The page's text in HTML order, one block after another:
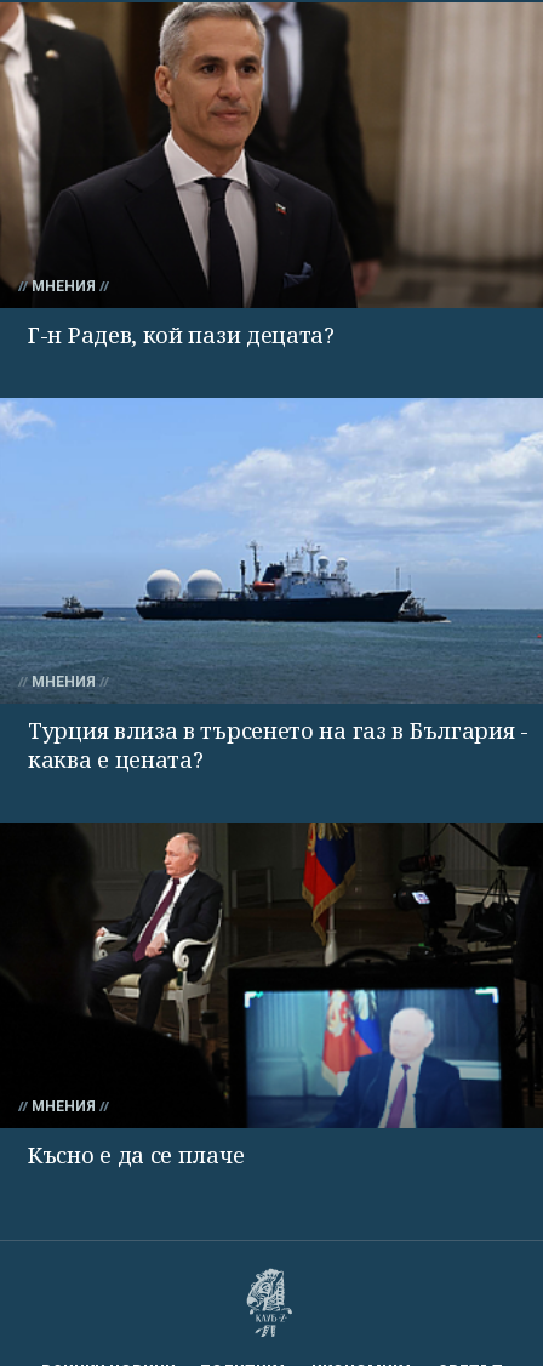
МНЕНИЯ
Г-н Радев, кой пази децата?
МНЕНИЯ
Турция влиза в търсенето на газ в България -
каква е цената?
МНЕНИЯ
Късно е да се плаче